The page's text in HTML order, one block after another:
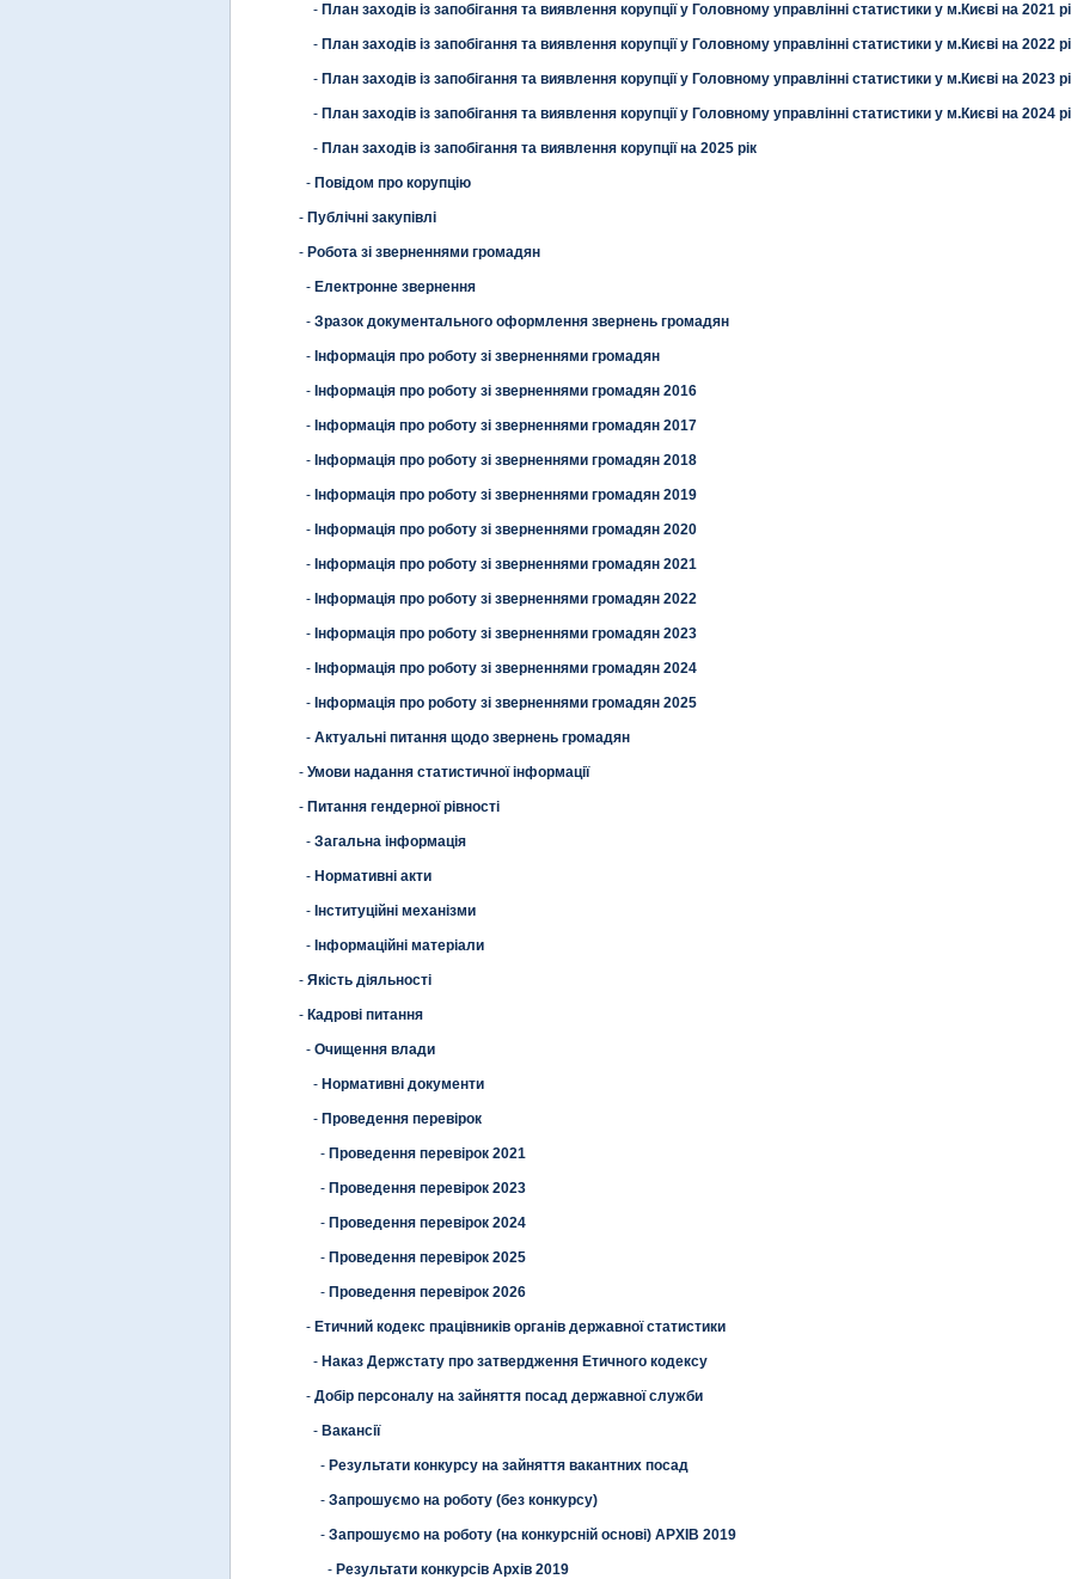
- План заходів із запобігання та виявлення корупції у Головному управлінні статистики у м.Києві на 2021
- План заходів із запобігання та виявлення корупції у Головному управлінні статистики у м.Києві на 2022
- План заходів із запобігання та виявлення корупції у Головному управлінні статистики у м.Києві на 2023
- План заходів із запобігання та виявлення корупції у Головному управлінні статистики у м.Києві на 2024
- План заходів із запобігання та виявлення корупції на 2025 рік
- Повідом про корупцію
- Публічні закупівлі
- Робота зі зверненнями громадян
- Електронне звернення
- Зразок документального оформлення звернень громадян
- Інформація про роботу зі зверненнями громадян
- Інформація про роботу зі зверненнями громадян 2016
- Інформація про роботу зі зверненнями громадян 2017
- Інформація про роботу зі зверненнями громадян 2018
- Інформація про роботу зі зверненнями громадян 2019
- Інформація про роботу зі зверненнями громадян 2020
- Інформація про роботу зі зверненнями громадян 2021
- Інформація про роботу зі зверненнями громадян 2022
- Інформація про роботу зі зверненнями громадян 2023
- Інформація про роботу зі зверненнями громадян 2024
- Інформація про роботу зі зверненнями громадян 2025
- Актуальні питання щодо звернень громадян
- Умови надання статистичної інформації
- Питання гендерної рівності
- Загальна інформація
- Нормативні акти
- Інституційні механізми
- Інформаційні матеріали
- Якість діяльності
- Кадрові питання
- Очищення влади
- Нормативні документи
- Проведення перевірок
- Проведення перевірок 2021
- Проведення перевірок 2023
- Проведення перевірок 2024
- Проведення перевірок 2025
- Проведення перевірок 2026
- Етичний кодекс працівників органів державної статистики
- Наказ Держстату про затвердження Етичного кодексу
- Добір персоналу на зайняття посад державної служби
- Вакансії
- Результати конкурсу на зайняття вакантних посад
- Запрошуємо на роботу (без конкурсу)
- Запрошуємо на роботу (на конкурсній основі) АРХІВ 2019
- Результати конкурсів Архів 2019